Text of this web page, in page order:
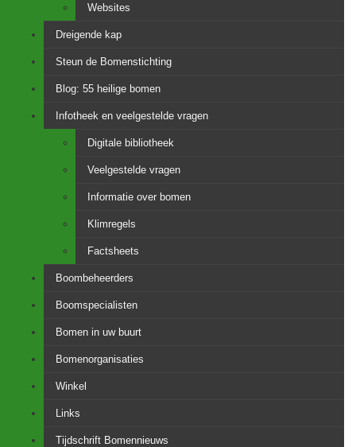
Websites
Dreigende kap
Steun de Bomenstichting
Blog: 55 heilige bomen
Infotheek en veelgestelde vragen
Digitale bibliotheek
Veelgestelde vragen
Informatie over bomen
Klimregels
Factsheets
Boombeheerders
Boomspecialisten
Bomen in uw buurt
Bomenorganisaties
Winkel
Links
Tijdschrift Bomennieuws